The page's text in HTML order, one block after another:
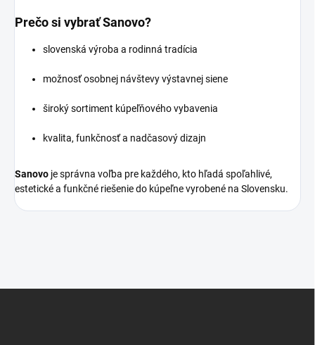
Prečo si vybrať Sanovo?
slovenská výroba a rodinná tradícia
možnosť osobnej návštevy výstavnej siene
široký sortiment kúpeľňového vybavenia
kvalita, funkčnosť a nadčasový dizajn
Sanovo je správna voľba pre každého, kto hľadá spoľahlivé,
estetické a funkčné riešenie do kúpeľne vyrobené na Slovensku.